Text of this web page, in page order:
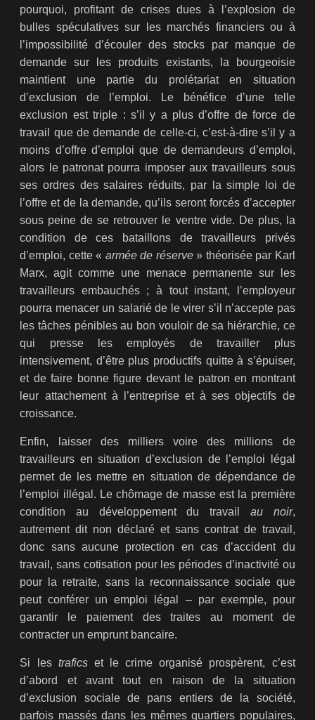
pourquoi, profitant de crises dues à l’explosion de
bulles spéculatives sur les marchés financiers ou à
l’impossibilité d’écouler des stocks par manque de
demande sur les produits existants, la bourgeoisie
maintient une partie du prolétariat en situation
d’exclusion de l’emploi. Le bénéfice d’une telle
exclusion est triple : s’il y a plus d’offre de force de
travail que de demande de celle-ci, c’est-à-dire s’il y a
moins d’offre d’emploi que de demandeurs d’emploi,
alors le patronat pourra imposer aux travailleurs sous
ses ordres des salaires réduits, par la simple loi de
l’offre et de la demande, qu’ils seront forcés d’accepter
sous peine de se retrouver le ventre vide. De plus, la
condition de ces bataillons de travailleurs privés
d’emploi, cette « armée de réserve» théorisée par Karl
Marx, agit comme une menace permanente sur les
travailleurs embauchés ; à tout instant, l’employeur
pourra menacer un salarié de le virer s’il n’accepte pas
les tâches pénibles au bon vouloir de sa hiérarchie, ce
qui presse les employés de travailler plus
intensivement, d’être plus productifs quitte à s’épuiser,
et de faire bonne figure devant le patron en montrant
leur attachement à l’entreprise et à ses objectifs de
croissance.
Enfin, laisser des milliers voire des millions de
travailleurs en situation d’exclusion de l’emploi légal
permet de les mettre en situation de dépendance de
l’emploi illégal. Le chômage de masse est la première
condition au développement du travail au noir,
autrement dit non déclaré et sans contrat de travail,
donc sans aucune protection en cas d’accident du
travail, sans cotisation pour les périodes d’inactivité ou
pour la retraite, sans la reconnaissance sociale que
peut conférer un emploi légal – par exemple, pour
garantir le paiement des traites au moment de
contracter un emprunt bancaire.
Si les traficset le crime organisé prospèrent, c’est
d’abord et avant tout en raison de la situation
d’exclusion sociale de pans entiers de la société,
parfois massés dans les mêmes quartiers populaires,